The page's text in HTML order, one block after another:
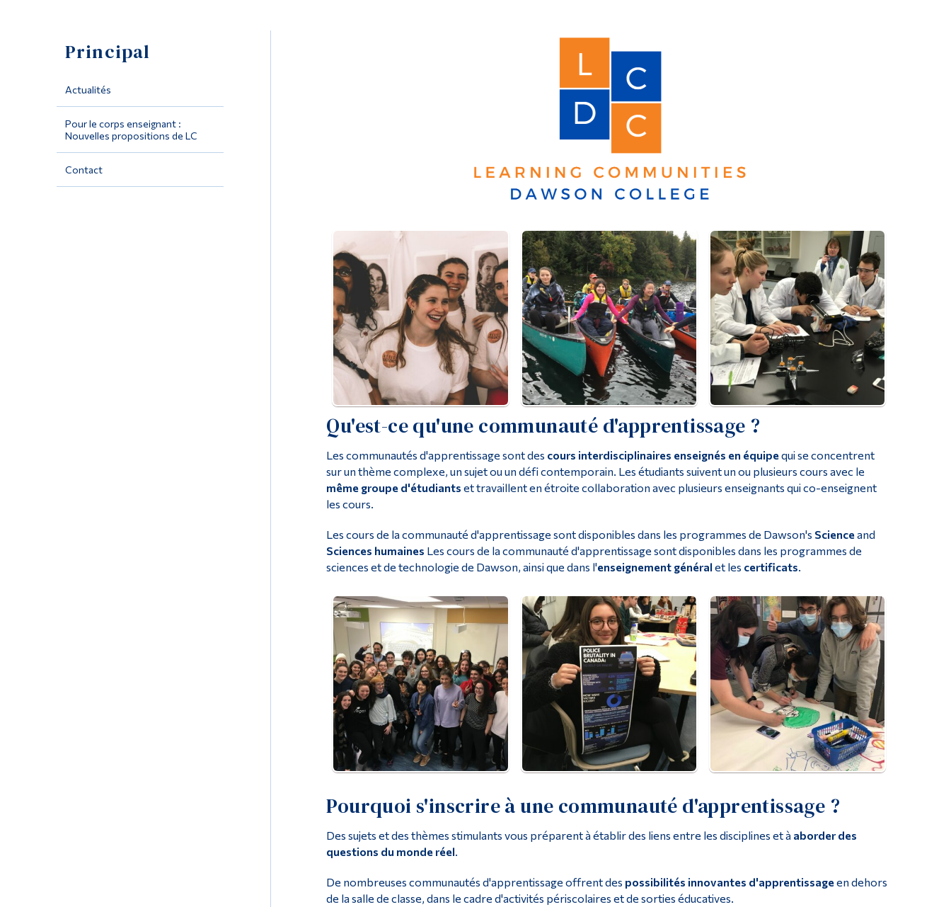
Principal
Actualités
Pour le corps enseignant :
Nouvelles propositions de LC
Contact
Qu'est-ce qu'une communauté d'apprentissage ?
Les communautés d'apprentissage sont des cours interdisciplinaires enseignés en équipequi se concentrent
sur un thème complexe, un sujet ou un défi contemporain. Les étudiants suivent un ou plusieurs cours avec le
même groupe d'étudiants et travaillent en étroite collaboration avec plusieurs enseignants qui co-enseignent
les cours.
Les cours de la communauté d'apprentissage sont disponibles dans les programmes de Dawson's Scienceand
Sciences humaines Les cours de la communauté d'apprentissage sont disponibles dans les programmes de
sciences et de technologie de Dawson, ainsi que dans l'enseignement général et les certificats.
Pourquoi s'inscrire à une communauté d'apprentissage ?
Des sujets et des thèmes stimulants vous préparent à établir des liens entre les disciplines et à aborder des
questions du monde réel
De nombreuses communautés d'apprentissage offrent des possibilités innovantes d'apprentissageen dehors
de la salle de classe, dans le cadre d'activités périscolaires et de sorties éducatives.
Programmes
Admissions
Qui vous êtes
Étudiants actuels
Corps enseignant et personnel administratif
Diplômé·es et visiteur·euses